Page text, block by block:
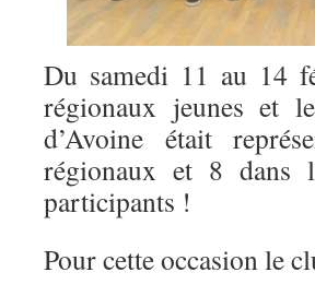
Du samedi 11 au 14
régionaux jeunes et
d’Avoine était
régionaux et 8 dans
participants !
Pour cette occasion le